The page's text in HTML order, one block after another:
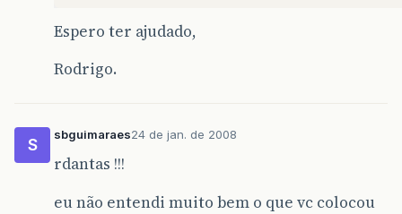
Espero ter ajudado,
Rodrigo.
S
sbguimaraes24 de jan. de 2008
rdantas !!!
eu não entendi muito bem o que vc colocou